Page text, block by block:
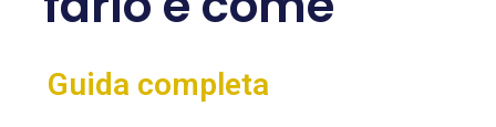
Guida completa